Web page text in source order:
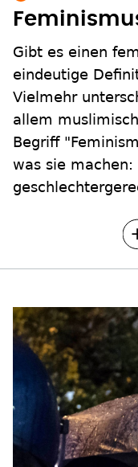
Gibt es einen
eindeutige
Vielmehr
allem
Begriff
was sie machen: